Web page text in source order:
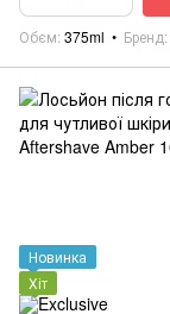
Обєм 375ml Бренд
Новинка
Хіт